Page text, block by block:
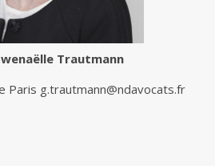
Trautmann
Paris g.trautmann@ndavocats.fr